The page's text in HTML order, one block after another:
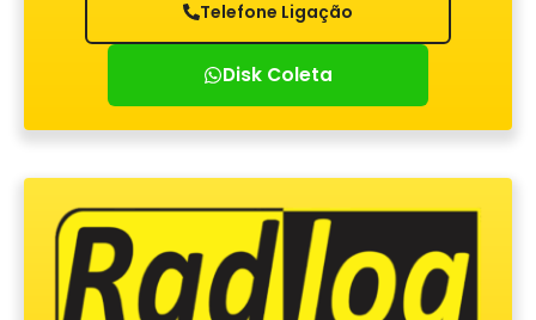
Telefone Ligação
Disk Coleta